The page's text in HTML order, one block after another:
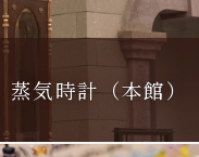
蒸気時計（本館）